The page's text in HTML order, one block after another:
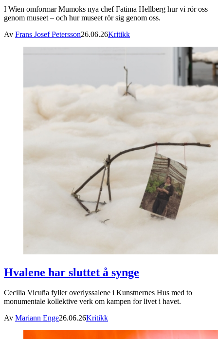
I Wien omformar Mumoks nya chef Fatima Hellberg hur vi rör oss
genom museet – och hur museet rör sig genom oss.
Av Frans Josef Petersson26.06.26Kritikk
Hvalene har sluttet å synge
Cecilia Vicuña fyller overlyssalene i Kunstnernes Hus med to
monumentale kollektive verk om kampen for livet i havet.
Av Mariann Enge26.06.26Kritikk